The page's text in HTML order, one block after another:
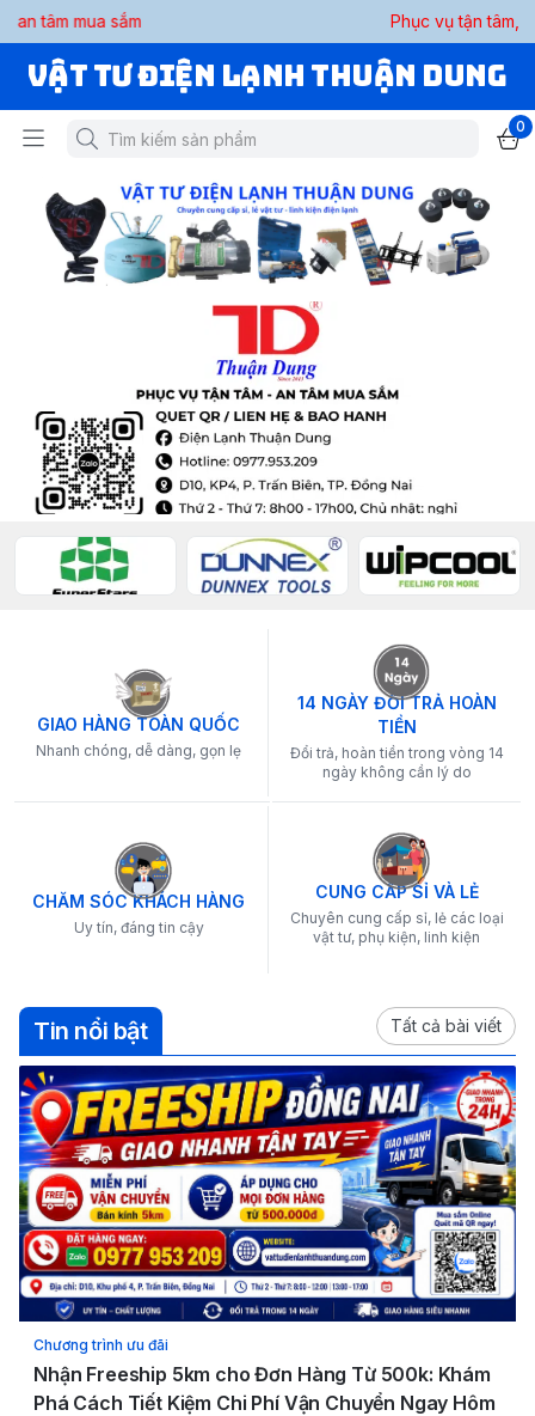
Phục vụ tận tâm, an tâm mua
VẬT TƯ ĐIỆN LẠNH THUẬN DUNG
0
GIAO HÀNG TOÀN QUỐC
Nhanh chóng, dễ dàng, gọn lẹ
14 NGÀY ĐỔI TRẢ HOÀN
TIỀN
Đổi trả, hoàn tiền trong vòng 14
ngày không cần lý do
CHĂM SÓC KHÁCH HÀNG
Uy tín, đáng tin cậy
CUNG CẤP SỈ VÀ LẺ
Chuyên cung cấp sỉ, lẻ các loại
vật tư, phụ kiện, linh kiện
Tin nổi bật Tất cả bài viết
Chương trình ưu đãi
Nhận Freeship 5km cho Đơn Hàng Từ 500k: Khám
Phá Cách Tiết Kiệm Chi Phí Vận Chuyển Ngay Hôm